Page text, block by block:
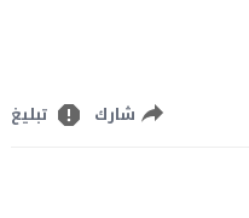
شارك تبليغ